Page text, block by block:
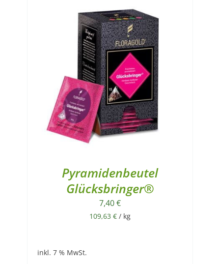
Pyramidenbeutel
Glücksbringer®
7,40€
109,63 € / kg
inkl. 7 % MwSt.